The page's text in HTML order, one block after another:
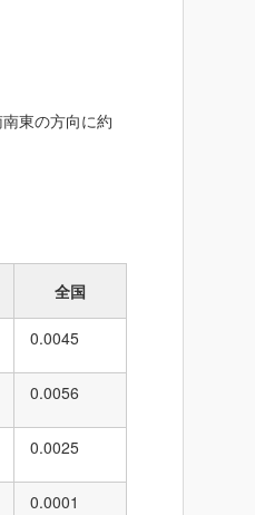
東の方向に約
全国
0.0045
0.0056
0.0025
0.0001